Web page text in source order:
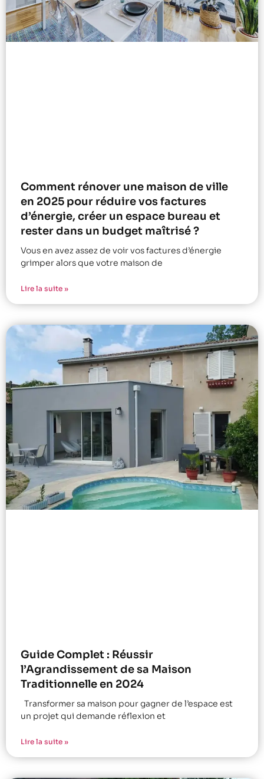
Comment rénover une maison de ville
en 2025 pour réduire vos factures
d’énergie, créer un espace bureau et
rester dans un budget maîtrisé ?
Vous en avez assez de voir vos factures d’énergie
grimper alors que votre maison de
Lire la suite »
Guide Complet : Réussir
l’Agrandissement de sa Maison
Traditionnelle en 2024
Transformer sa maison pour gagner de l’espace est
un projet qui demande réflexion et
Lire la suite »